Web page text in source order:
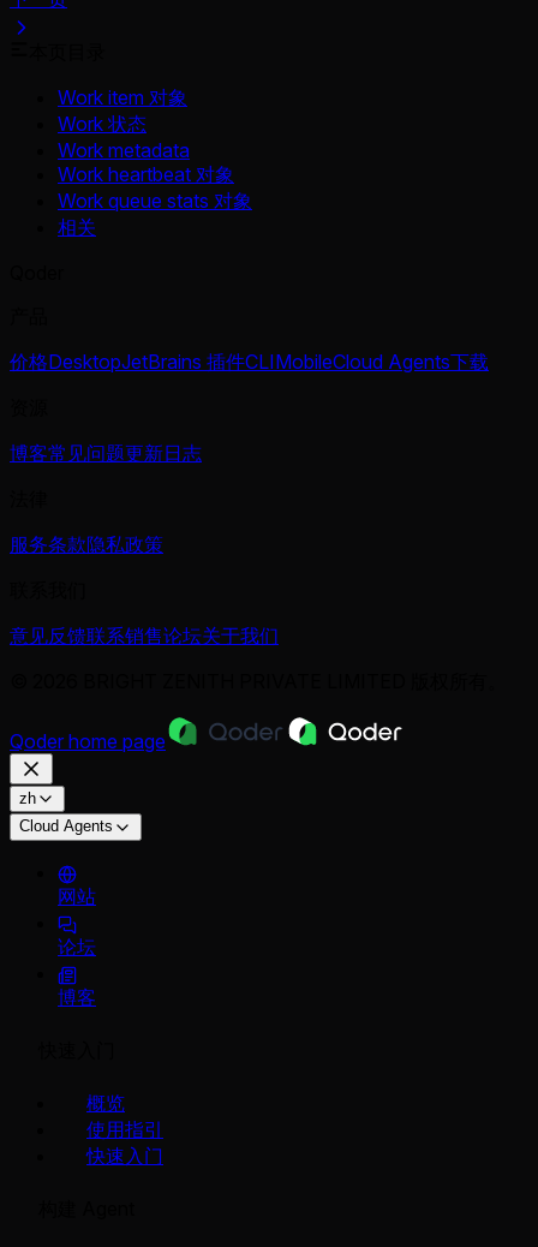
Work item 对象
Work 状态
Work metadata
Work heartbeat 对象
Work queue stats 对象
相关
价格DesktopJetBrains 插件CLIMobileCloud Agents下载
博客常见问题更新日志
服务条款隐私政策
意见反馈联系销售论坛关于我们
Qoder home page
zh
Cloud Agents
网站
论坛
博客
概览
使用指引
快速入门